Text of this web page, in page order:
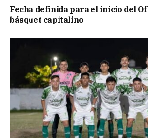
Fecha definida para el inicio del
básquet capitalino